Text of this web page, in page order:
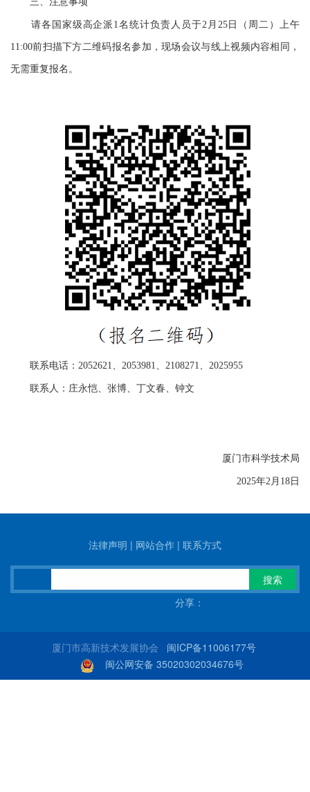
请各国家级高企派1名统计负责人员于2月25日（周二）上午
11:00前扫描下方二维码报名参加，现场会议与线上视频内容相同，
无需重复报名。
联系电话：2052621、2053981、2108271、2025955
联系人：庄永恺、张博、丁文春、钟文
厦门市科学技术局
2025年2月18日
法律声明 | 网站合作 | 联系方式
搜索
分享：
厦门市高新技术发展协会 闽ICP备11006177号
闽公网安备 35020302034676号